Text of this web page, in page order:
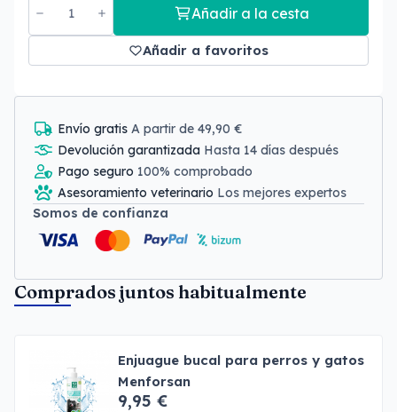
Añadir a la cesta
Añadir a favoritos
Envío gratis A partir de 49,90 €
Devolución garantizada Hasta 14 días después
Pago seguro 100% comprobado
Asesoramiento veterinario Los mejores expertos
Somos de confianza
Comprados juntos habitualmente
Enjuague bucal para perros y gatos
Menforsan
9,95 €